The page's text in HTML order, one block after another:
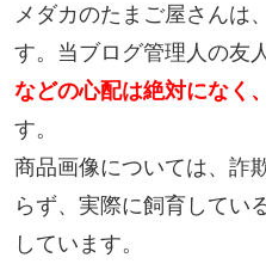
メダカのたまご屋さんは
す。当ブログ管理人の友
などの心配は絶対になく
す。
商品画像については、詐
らず、実際に飼育してい
しています。